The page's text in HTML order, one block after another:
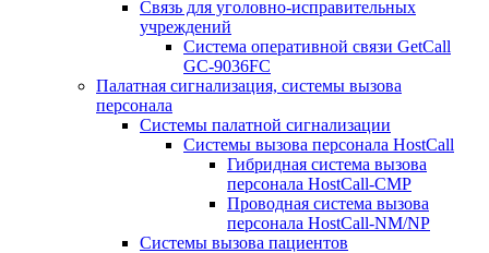
Связь для уголовно-исправительных
учреждений
Система оперативной связи GetCall
GC-9036FC
Палатная сигнализация, системы вызова
персонала
Системы палатной сигнализации
Системы вызова персонала HostCall
Гибридная система вызова
персонала HostCall-CMP
Проводная система вызова
персонала HostCall-NM/NP
Системы вызова пациентов